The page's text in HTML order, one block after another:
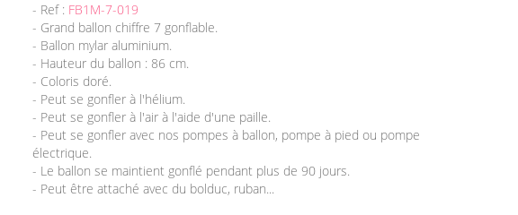
- Ref : FB1M-7-019
- Grand ballon chiffre 7 gonflable.
- Ballon mylar aluminium.
- Hauteur du ballon : 86 cm.
- Coloris doré.
- Peut se gonfler à l'hélium.
- Peut se gonfler à l'air à l'aide d'une paille.
- Peut se gonfler avec nos pompes à ballon, pompe à pied ou pompe
électrique.
- Le ballon se maintient gonflé pendant plus de 90 jours.
- Peut être attaché avec du bolduc, ruban...